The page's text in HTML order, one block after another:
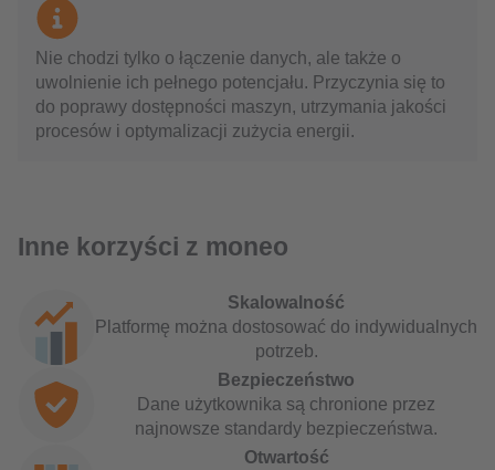
Nie chodzi tylko o łączenie danych, ale także o
uwolnienie ich pełnego potencjału. Przyczynia się to
do poprawy dostępności maszyn, utrzymania jakości
procesów i optymalizacji zużycia energii.
Inne korzyści z moneo
Skalowalność
Platformę można dostosować do indywidualnych
potrzeb.
Bezpieczeństwo
Dane użytkownika są chronione przez
najnowsze standardy bezpieczeństwa.
Otwartość